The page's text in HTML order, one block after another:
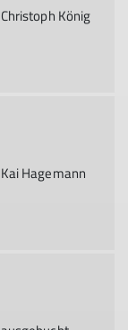
Christoph König
Kai Hagemann